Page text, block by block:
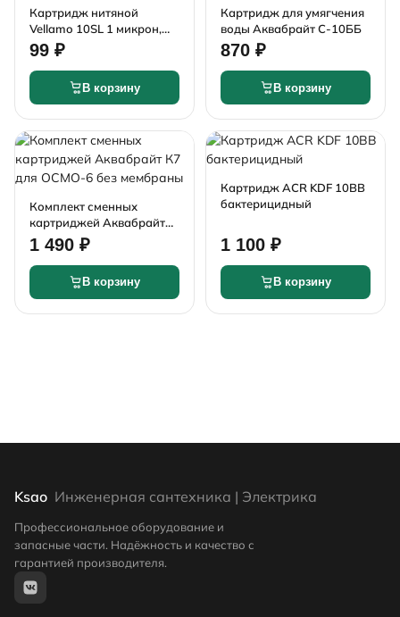
Картридж нитяной
Vellamo 10SL 1 микрон,
ПН-10SL-1М
99 ₽
В корзину
Картридж для умягчения
воды Аквабрайт С-10ББ
870 ₽
В корзину
Комплект сменных
картриджей Аквабрайт
К7 для ОСМО-6 без
мембраны
1 490 ₽
В корзину
Картридж ACR KDF 10BB
бактерицидный
1 100 ₽
В корзину
Ksao Инженерная сантехника | Электрика
Профессиональное оборудование и
запасные части. Надёжность и качество с
гарантией производителя.